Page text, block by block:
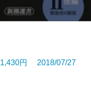
円 2018/07/27